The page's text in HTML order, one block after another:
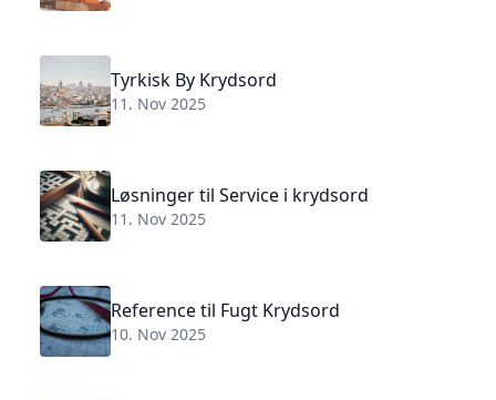
Tyrkisk By Krydsord
11. Nov 2025
Løsninger til Service i krydsord
11. Nov 2025
Reference til Fugt Krydsord
10. Nov 2025